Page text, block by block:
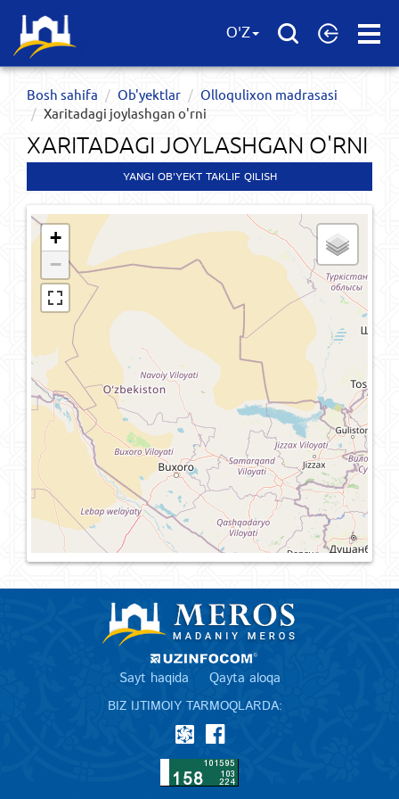
Open
O'Z
Bosh sahifa Ob'yektlar​
Olloqulixon madrasasi
Xaritadagi joylashgan o'rni
XARITADAGI JOYLASHGAN O'RNI
YANGI OB'YEKT TAKLIF QILISH
+
−
Sayt haqida Qayta aloqa
BIZ IJTIMOIY TARMOQLARDA: